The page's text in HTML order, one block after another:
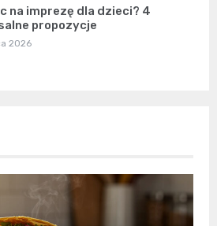
na imprezę dla dzieci? 4
propozycje
2026